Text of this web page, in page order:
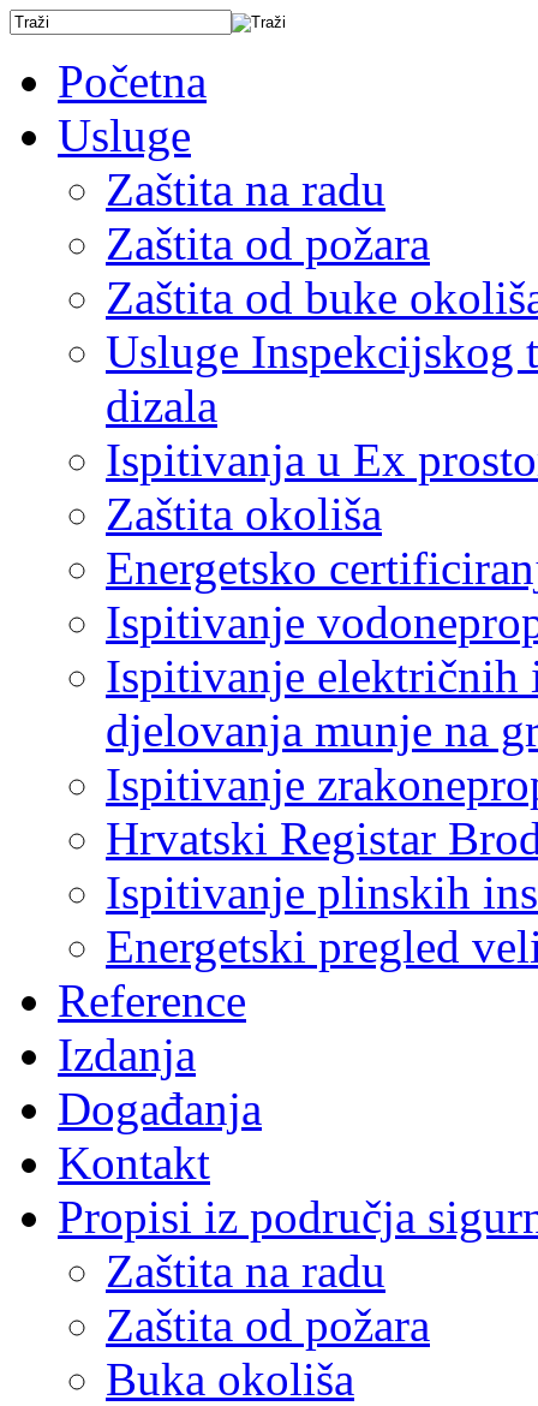
Početna
Usluge
Zaštita na radu
Zaštita od požara
Zaštita od buke
Usluge Inspekcijskog
dizala
Ispitivanja u Ex
Zaštita okoliša
Energetsko
Ispitivanje
Ispitivanje električnih
djelovanja munje na
Ispitivanje
Hrvatski Registar
Ispitivanje plinskih
Energetski pregled
Reference
Izdanja
Događanja
Kontakt
Propisi iz područja
Zaštita na radu
Zaštita od požara
Buka okoliša